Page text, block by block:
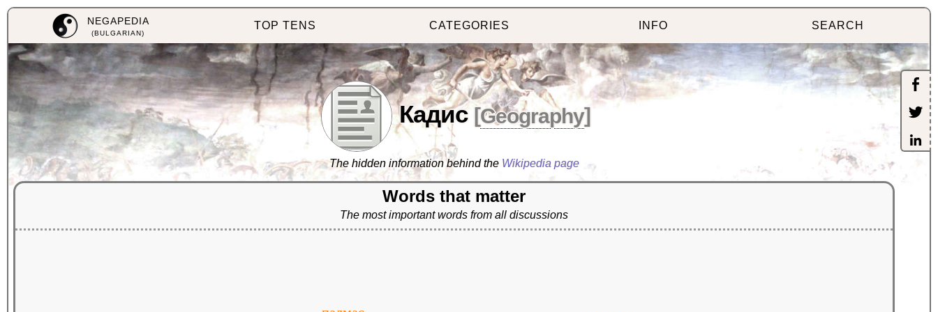
NEGAPEDIA
(BULGARIAN)
TOP TENS CATEGORIES INFO SEARCH
Кадис [Geography]
The hidden information behind the Wikipedia page
Words that matter
The most important words from all discussions